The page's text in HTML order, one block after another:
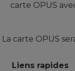
carte OPUS
La carte OPUS
Liens rapides